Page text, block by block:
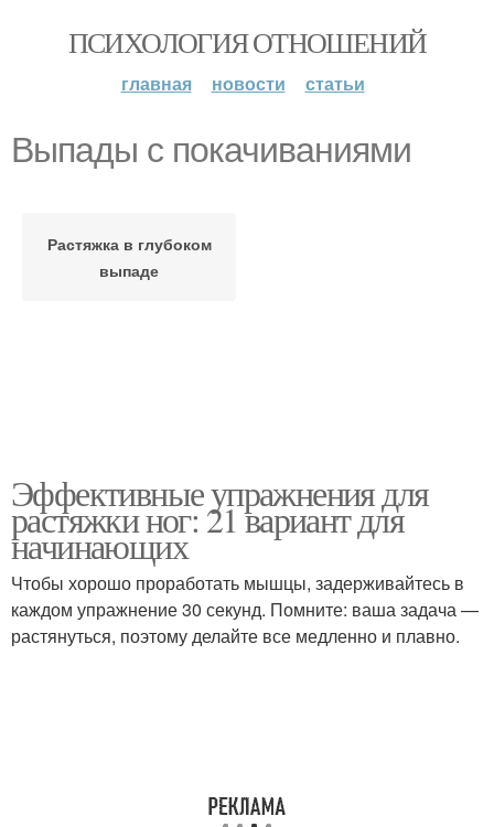
ПСИХОЛОГИЯ ОТНОШЕНИЙ
главная новости статьи
Выпады с покачиваниями
Растяжка в глубоком
выпаде
Эффективные упражнения для
растяжки ног: 21 вариант для
начинающих
Чтобы хорошо проработать мышцы, задерживайтесь в
каждом упражнение 30 секунд. Помните: ваша задача —
растянуться, поэтому делайте все медленно и плавно.